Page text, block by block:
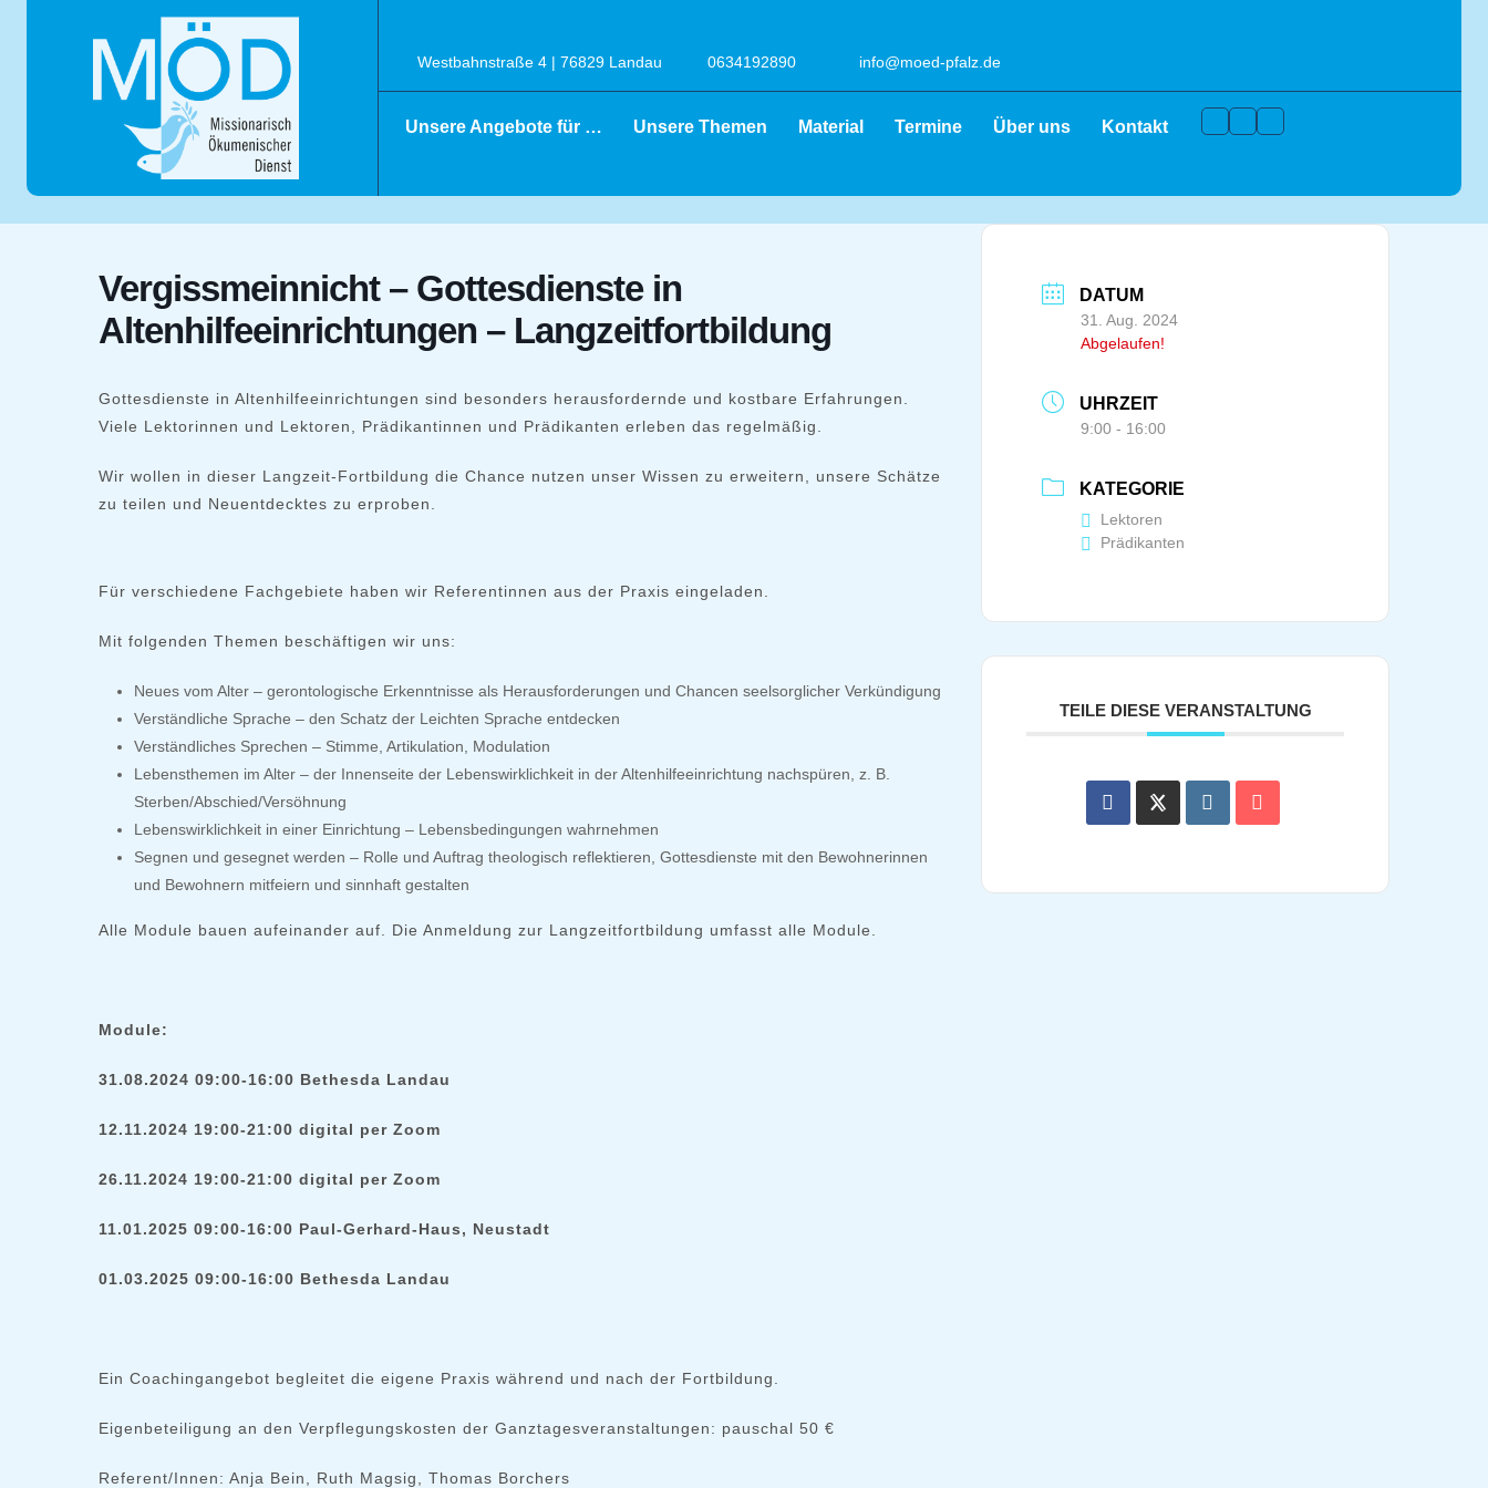
Westbahnstraße 4 | 76829 Landau 0634192890 info@moed-pfalz.de
Unsere Angebote für … Unsere Themen Material Termine Über uns Kontakt Facebook
Instagram
Youtube
Vergissmeinnicht – Gottesdienste in
Altenhilfeeinrichtungen – Langzeitfortbildung
Gottesdienste in Altenhilfeeinrichtungen sind besonders herausfordernde und kostbare Erfahrungen.
Viele Lektorinnen und Lektoren, Prädikantinnen und Prädikanten erleben das regelmäßig.
Wir wollen in dieser Langzeit-Fortbildung die Chance nutzen unser Wissen zu erweitern, unsere Schätze
zu teilen und Neuentdecktes zu erproben.
Für verschiedene Fachgebiete haben wir Referentinnen aus der Praxis eingeladen.
Mit folgenden Themen beschäftigen wir uns:
Neues vom Alter – gerontologische Erkenntnisse als Herausforderungen und Chancen seelsorglicher Verkündigung
Verständliche Sprache – den Schatz der Leichten Sprache entdecken
Verständliches Sprechen – Stimme, Artikulation, Modulation
Lebensthemen im Alter – der Innenseite der Lebenswirklichkeit in der Altenhilfeeinrichtung nachspüren, z. B.
Sterben/Abschied/Versöhnung
Lebenswirklichkeit in einer Einrichtung – Lebensbedingungen wahrnehmen
Segnen und gesegnet werden – Rolle und Auftrag theologisch reflektieren, Gottesdienste mit den Bewohnerinnen
und Bewohnern mitfeiern und sinnhaft gestalten
Alle Module bauen aufeinander auf. Die Anmeldung zur Langzeitfortbildung umfasst alle Module.
Module:
31.08.2024 09:00-16:00 Bethesda Landau
12.11.2024 19:00-21:00 digital per Zoom
26.11.2024 19:00-21:00 digital per Zoom
11.01.2025 09:00-16:00 Paul-Gerhard-Haus, Neustadt
01.03.2025 09:00-16:00 Bethesda Landau
Ein Coachingangebot begleitet die eigene Praxis während und nach der Fortbildung.
Eigenbeteiligung an den Verpflegungskosten der Ganztagesveranstaltungen: pauschal 50 €
Referent/Innen: Anja Bein, Ruth Magsig, Thomas Borchers
DATUM
31. Aug. 2024
Abgelaufen!
UHRZEIT
9:00 - 16:00
KATEGORIE
Lektoren
Prädikanten
TEILE DIESE VERANSTALTUNG